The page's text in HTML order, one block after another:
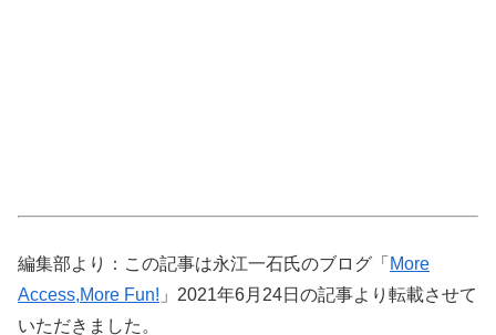
編集部より：この記事は永江一石氏のブログ「 More
Access,More Fun! 」2021年6月24日の記事より転載させて
いただきました。